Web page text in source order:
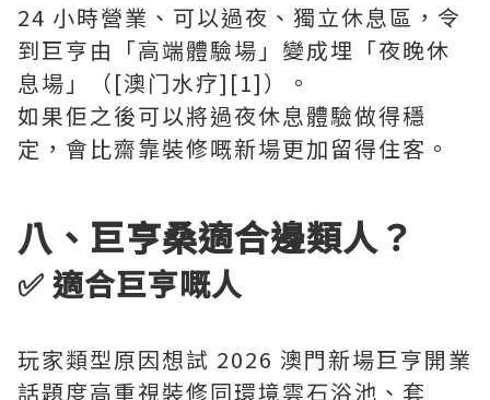
24 小時營業、可以過夜、獨立休息區，令
到巨亨由「高端體驗場」變成埋「夜晚休
息場」（[澳门水疗][1]）。
如果佢之後可以將過夜休息體驗做得穩
定，會比齋靠裝修嘅新場更加留得住客。
八、巨亨桑適合邊類人？
✅ 適合巨亨嘅人
玩家類型原因想試 2026 澳門新場巨亨開業
話題度高重視裝修同環境雲石浴池、套